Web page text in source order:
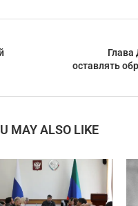
Глава
оставлять
MAY ALSO LIKE